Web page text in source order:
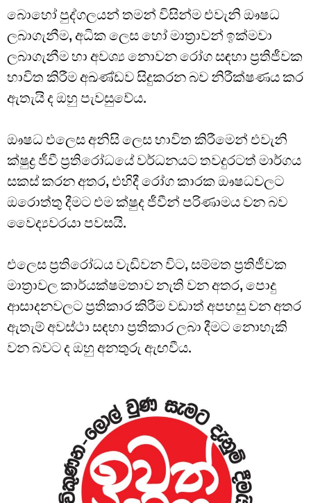
බොහෝ පුද්ගලයන් තමන් විසින්ම එවැනි ඖෂධ
ලබාගැනීම, අධික ලෙස හෝ මාත්‍රාවන් ඉක්මවා
ලබාගැනීම හා අවශ්‍ය නොවන රෝග සඳහා ප්‍රතිජීවක
භාවිත කිරීම අඛණ්ඩව සිදුකරන බව නිරීක්ෂණය කර
ඇතැයි ද ඔහු පැවසුවේය.
ඖෂධ එලෙස අනිසි ලෙස භාවිත කිරීමෙන් එවැනි
ක්ෂුද්‍ර ජීවී ප්‍රතිරෝධයේ වර්ධනයට තවදුරටත් මාර්ගය
සකස් කරන අතර, එහිදී රෝග කාරක ඖෂධවලට
ඔරොත්තු දීමට එම ක්ෂුද ජීවීන් පරිණාමය වන බව
වෛද්‍යවරයා පවසයි.
එලෙස ප්‍රතිරෝධය වැඩිවන විට, සම්මත ප්‍රතිජීවක
මාත්‍රාවල කාර්යක්ෂමතාව නැති වන අතර, පොදු
ආසාදනවලට ප්‍රතිකාර කිරීම වඩාත් අපහසු වන අතර
ඇතැම් අවස්ථා සඳහා ප්‍රතිකාර ලබා දීමට නොහැකි
වන බවට ද ඔහු අනතුරු ඇඟවීය.